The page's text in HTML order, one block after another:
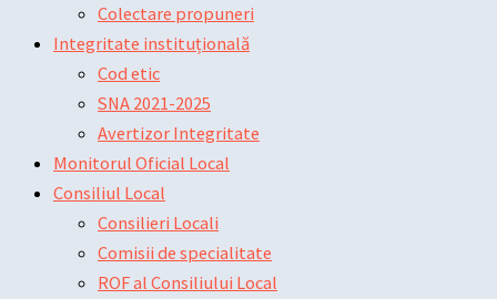
Colectare propuneri
Integritate instituțională
Cod etic
SNA 2021-2025
Avertizor Integritate
Monitorul Oficial Local
Consiliul Local
Consilieri Locali
Comisii de specialitate
ROF al Consiliului Local